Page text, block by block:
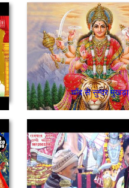
चाँद से सुन्दर मुखड़ा